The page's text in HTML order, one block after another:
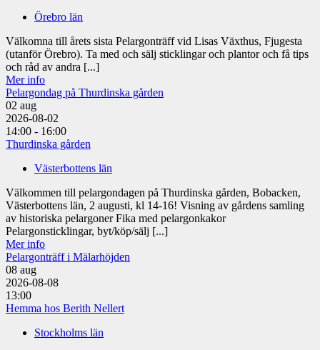
Örebro län
Välkomna till årets sista Pelargonträff vid Lisas Växthus, Fjugesta
(utanför Örebro). Ta med och sälj sticklingar och plantor och få tips
och råd av andra [...]
Mer info
Pelargondag på Thurdinska gården
02 aug
2026-08-02
14:00 - 16:00
Thurdinska gården
Västerbottens län
Välkommen till pelargondagen på Thurdinska gården, Bobacken,
Västerbottens län, 2 augusti, kl 14-16! Visning av gårdens samling
av historiska pelargoner Fika med pelargonkakor
Pelargonsticklingar, byt/köp/sälj [...]
Mer info
Pelargonträff i Mälarhöjden
08 aug
2026-08-08
13:00
Hemma hos Berith Nellert
Stockholms län